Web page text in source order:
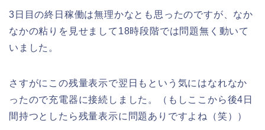
3日目の終日稼働は無理かなとも思ったのですが、なか
なかの粘りを見せまして18時段階では問題無く動いて
いました。
さすがにこの残量表示で翌日もという気にはなれなか
ったので充電器に接続しました。（もしここから後4日
間持つとしたら残量表示に問題ありですよね（笑））